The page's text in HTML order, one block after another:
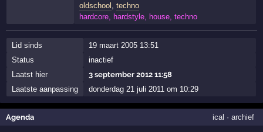
oldschool , techno
hardcore, hardstyle, house, techno
Lid sinds
19 maart 2005 13:51
Status
inactief
Laatst hier
3 september 2012 11:58
Laatste aanpassing
donderdag 21 juli 2011 om 10:29
Agenda ical · archief